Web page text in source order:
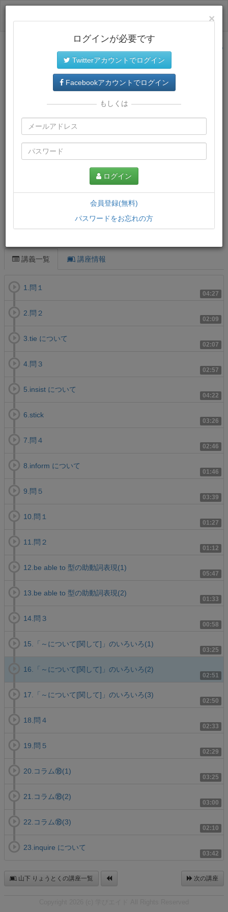
サイトトップに戻る
プレミアム会員では、教材がダウンロードでき、快適な動画
再生環境が提供されます。
講義一覧 講座情報
04:27
1.問１
02:09
2.問２
02:07
3.tie について
02:57
4.問３
04:22
5.insist について
03:26
6.stick
02:46
7.問４
01:46
8.inform について
03:39
9.問５
01:27
10.問１
01:12
11.問２
05:47
12.be able to 型の助動詞表現(1)
01:33
13.be able to 型の助動詞表現(2)
00:58
14.問３
03:25
15.「～について[関して]」のいろいろ(1)
02:51
16.「～について[関して]」のいろいろ(2)
02:50
17.「～について[関して]」のいろいろ(3)
02:33
18.問４
02:29
19.問５
03:25
20.コラム⑱(1)
03:00
21.コラム⑱(2)
02:10
22.コラム⑱(3)
03:42
23.inquire について
山下 りょうとくの講座一覧 次の講座
×
ログインが必要です
Twitterアカウントでログイン
Facebookアカウントでログイン
もしくは
ログイン
会員登録(無料)
パスワードをお忘れの方